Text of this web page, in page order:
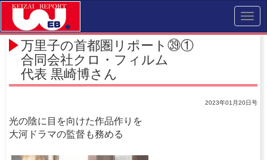
万里子の首都圏リポート㊴①
合同会社クロ・フィルム
代表 黒崎博さん
2023年01月20日号
光の陰に目を向けた作品作りを
大河ドラマの監督も務める